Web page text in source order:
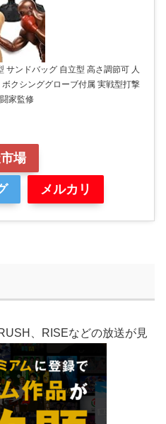
サンドバッグ 自立型 高さ調節可 人
クシンググローブ付属 実戦型打撃
家監修
場
メルカリ
、RISEなどの放送が見